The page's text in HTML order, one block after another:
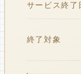
サービス終了
終了対象